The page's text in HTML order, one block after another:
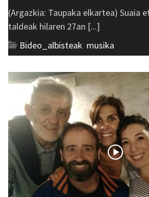
(Argazkia: Taupaka elkartea) Suaia
taldeak hilaren 27an [...]
Bideo_albisteak musika